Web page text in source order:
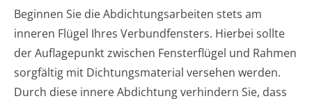
Beginnen Sie die Abdichtungsarbeiten stets am
inneren Flügel Ihres Verbundfensters. Hierbei sollte
der Auflagepunkt zwischen Fensterflügel und Rahmen
sorgfältig mit Dichtungsmaterial versehen werden.
Durch diese innere Abdichtung verhindern Sie, dass